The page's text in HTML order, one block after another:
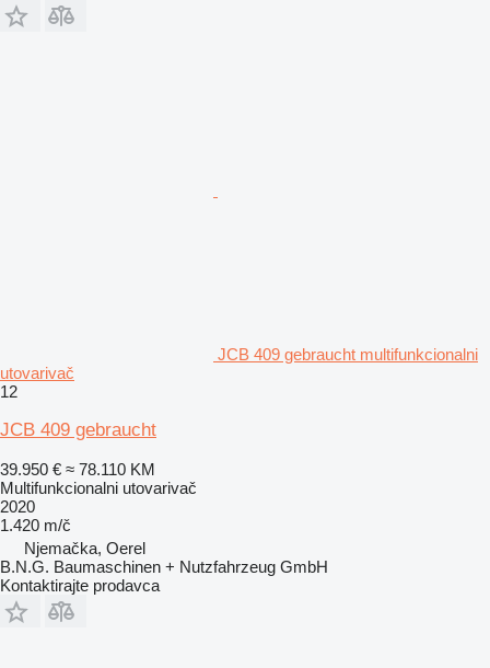
JCB 409 gebraucht multifunkcionalni
utovarivač
12
JCB 409 gebraucht
39.950 € ≈ 78.110 KM
Multifunkcionalni utovarivač
2020
1.420 m/č
Njemačka, Oerel
B.N.G. Baumaschinen + Nutzfahrzeug GmbH
Kontaktirajte prodavca